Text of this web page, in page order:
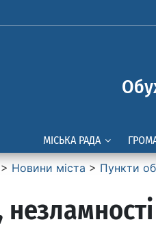
МІСЬКА РАДА
> Новини міста > Пункти